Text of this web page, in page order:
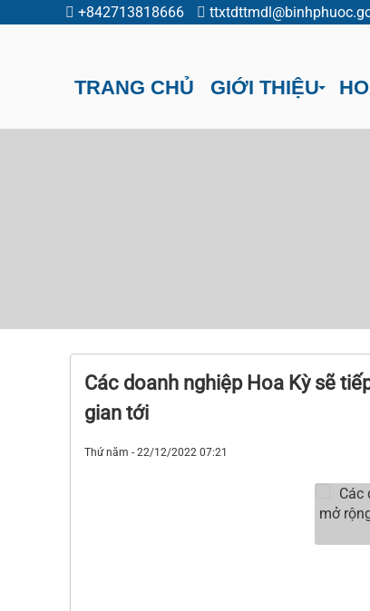
+842713818666
TRANG CHỦ GIỚI THIỆU
Các doanh nghiệp Hoa Kỳ sẽ
gian tới
Thứ năm - 22/12/2022 07:21